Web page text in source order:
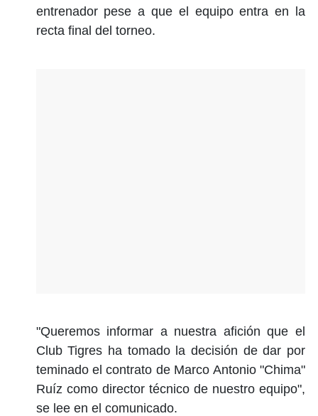
entrenador pese a que el equipo entra en la
recta final del torneo.
"Queremos informar a nuestra afición que el
Club Tigres ha tomado la decisión de dar por
teminado el contrato de Marco Antonio "Chima"
Ruíz como director técnico de nuestro equipo",
se lee en el comunicado.